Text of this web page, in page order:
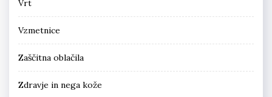
Vrt
Vzmetnice
Zaščitna oblačila
Zdravje in nega kože